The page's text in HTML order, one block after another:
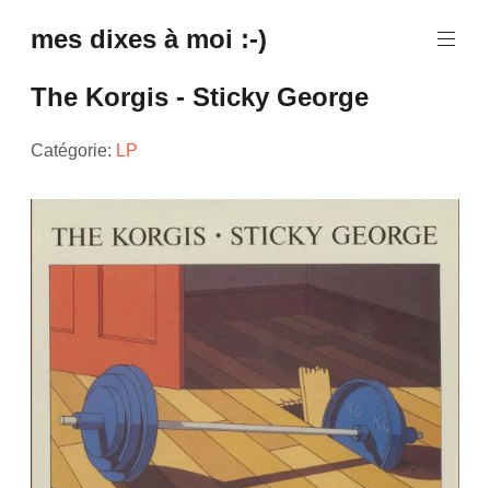
mes dixes à moi :-)
The Korgis - Sticky George
Catégorie: LP